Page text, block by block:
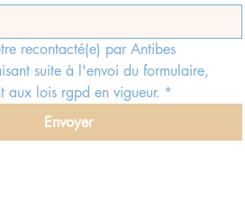
recontacté(e) par Antibes
suite à l'envoi du formulaire,
aux lois rgpd en vigueur. *
Envoyer